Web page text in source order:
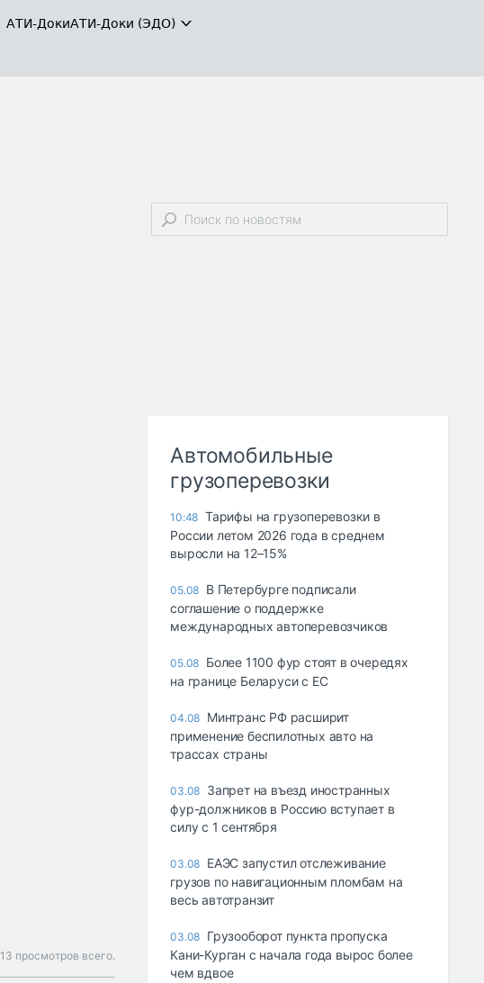
АТИ-ДокиАТИ-Доки (ЭДО)
13 просмотров всего.
Автомобильные
грузоперевозки
10:48 Тарифы на грузоперевозки в
России летом 2026 года в среднем
выросли на 12–15%
05.08 В Петербурге подписали
соглашение о поддержке
международных автоперевозчиков
05.08 Более 1100 фур стоят в очередях
на границе Беларуси с ЕС
04.08 Минтранс РФ расширит
применение беспилотных авто на
трассах страны
03.08 Запрет на въезд иностранных
фур-должников в Россию вступает в
силу с 1 сентября
03.08 ЕАЭС запустил отслеживание
грузов по навигационным пломбам на
весь автотранзит
03.08 Грузооборот пункта пропуска
Кани-Курган с начала года вырос более
чем вдвое